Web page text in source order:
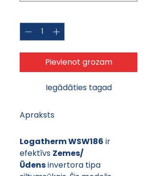
Pievienot grozam
Iegādāties tagad
Apraksts
Logatherm WSW186 ir
efektīvs Zemes/
Ūdens invertora tipa